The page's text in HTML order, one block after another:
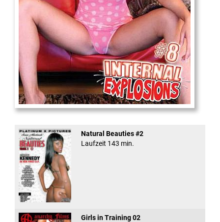
Internal Explosionen
Natural Beauties #2
Laufzeit 143 min.
Girls in Training 02